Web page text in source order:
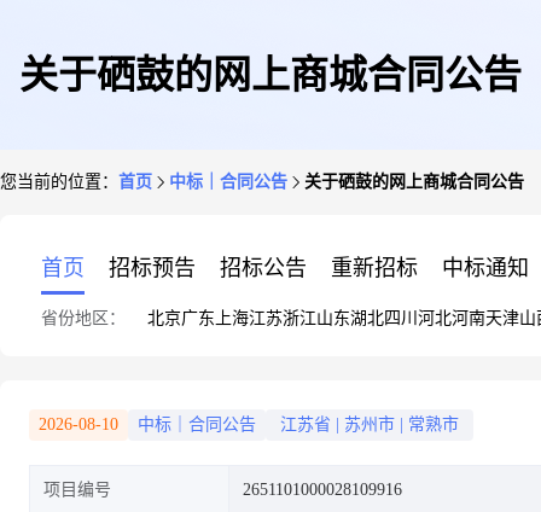
关于硒鼓的网上商城合同公告
您当前的位置： 首页 中标｜合同公告 关于硒鼓的网上商城合同公告
首页 招标预告 招标公告 重新招标 中标通知
省份地区： 北京广东 上海江苏浙江山东湖北四川 河北河南天津山
2026-08-10 中标｜合同公告 江苏省 苏州市 常熟市
项目编号 2651101000028109916